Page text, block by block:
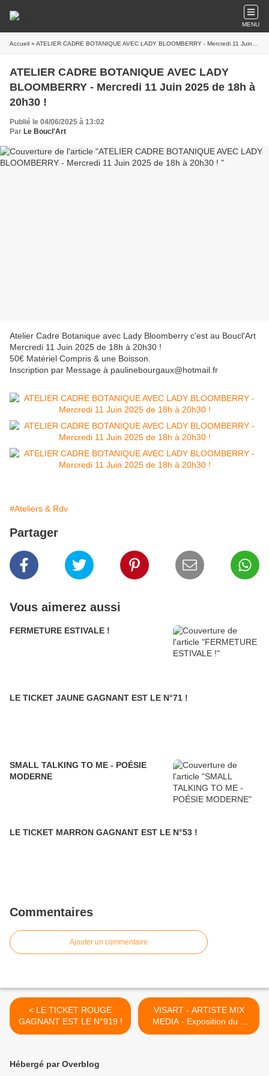
MENU
Accueil » ATELIER CADRE BOTANIQUE AVEC LADY BLOOMBERRY - Mercredi 11 Juin 2025 de 18h à 20h30 !
ATELIER CADRE BOTANIQUE AVEC LADY
BLOOMBERRY - Mercredi 11 Juin 2025 de 18h à
20h30 !
Publié le 04/06/2025 à 13:02
Par Le Boucl'Art
Atelier Cadre Botanique avec Lady Bloomberry c'est au Boucl'Art
Mercredi 11 Juin 2025 de 18h à 20h30 !
50€ Matériel Compris & une Boisson.
Inscription par Message à paulinebourgaux@hotmail.fr
#Ateliers & Rdv
Partager
Vous aimerez aussi
FERMETURE ESTIVALE !
LE TICKET JAUNE GAGNANT EST LE N°71 !
SMALL TALKING TO ME - POÉSIE
MODERNE
LE TICKET MARRON GAGNANT EST LE N°53 !
Commentaires
Ajouter un commentaire
< LE TICKET ROUGE
GAGNANT EST LE N°919 !
VISART - ARTISTE MIX
MEDIA - Exposition du 9
Mai au 5 Juillet 2025 ! >
Hébergé par Overblog